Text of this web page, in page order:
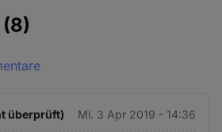
(8)
überprüft) Mi. 3 Apr 2019 - 14:36